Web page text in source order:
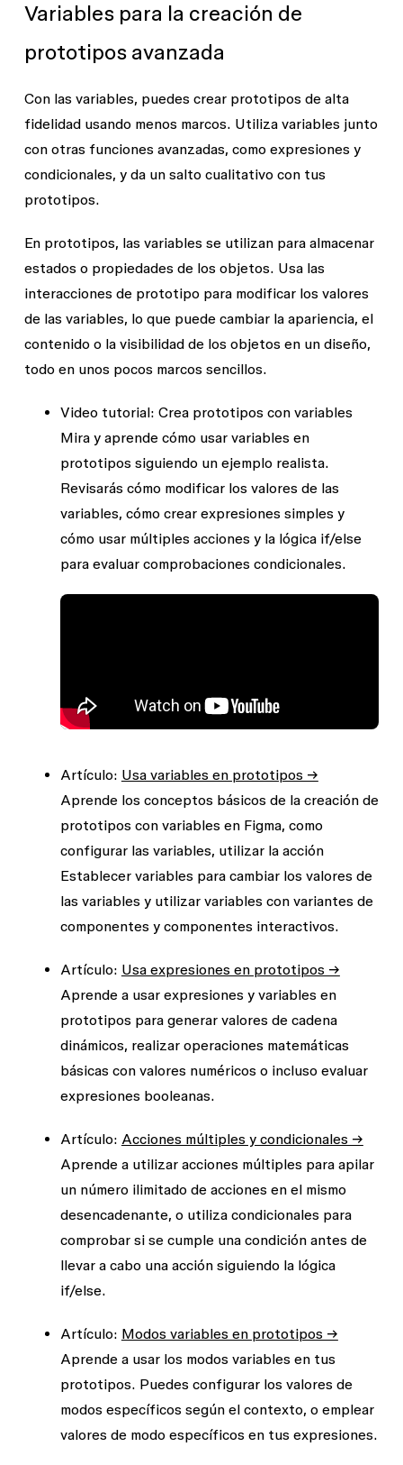
Variables para la creación de
prototipos avanzada
Con las variables, puedes crear prototipos de alta
fidelidad usando menos marcos. Utiliza variables junto
con otras funciones avanzadas, como expresiones y
condicionales, y da un salto cualitativo con tus
prototipos.
En prototipos, las variables se utilizan para almacenar
estados o propiedades de los objetos. Usa las
interacciones de prototipo para modificar los valores
de las variables, lo que puede cambiar la apariencia, el
contenido o la visibilidad de los objetos en un diseño,
todo en unos pocos marcos sencillos.
Video tutorial: Crea prototipos con variables
Mira y aprende cómo usar variables en
prototipos siguiendo un ejemplo realista.
Revisarás cómo modificar los valores de las
variables, cómo crear expresiones simples y
cómo usar múltiples acciones y la lógica if/else
para evaluar comprobaciones condicionales.
Artículo: Usa variables en prototipos →
Aprende los conceptos básicos de la creación de
prototipos con variables en Figma, como
configurar las variables, utilizar la acción
Establecer variables para cambiar los valores de
las variablesy utilizar variables con variantes de
componentes y componentes interactivos.
Artículo: Usa expresiones en prototipos →
Aprende a usar expresiones y variables en
prototipos para generar valores de cadena
dinámicos, realizar operaciones matemáticas
básicas con valores numéricos o incluso evaluar
expresiones booleanas.
Artículo: Acciones múltiples y condicionales →
Aprende a utilizar acciones múltiples para apilar
un número ilimitado de acciones en el mismo
desencadenante, o utiliza condicionales para
comprobar si se cumple una condición antes de
llevar a cabo una acción siguiendo la lógica
if/else.
Artículo: Modos variables en prototipos →
Aprende a usar los modos variables en tus
prototipos. Puedes configurar los valores de
modos específicos según el contexto, o emplear
valores de modo específicos en tus expresiones.